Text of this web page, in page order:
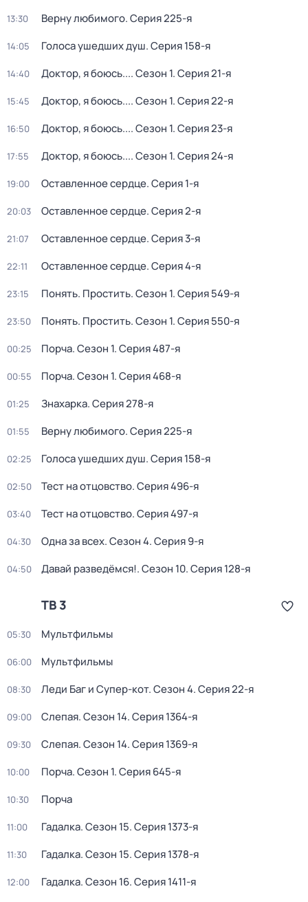
13:30 Вeрну любимoго. Серия 225-я
14:05 Голocа ушедших душ. Серия 158-я
14:40 Доктор, я боюсь.... Сезон 1. Серия 21-я
15:45 Доктор, я боюсь.... Сезон 1. Серия 22-я
16:50 Доктор, я боюсь.... Сезон 1. Серия 23-я
17:55 Доктор, я боюсь.... Сезон 1. Серия 24-я
19:00 Оставленное сердце. Серия 1-я
20:03 Оставленное сердце. Серия 2-я
21:07 Оставленное сердце. Серия 3-я
22:11 Оставленное сердце. Серия 4-я
23:15 Понять. Простить. Сезон 1. Серия 549-я
23:50 Понять. Простить. Сезон 1. Серия 550-я
00:25 Порча. Сезон 1. Серия 487-я
00:55 Порча. Сезон 1. Серия 468-я
01:25 Знaхaрка. Серия 278-я
01:55 Вeрну любимoго. Серия 225-я
02:25 Голocа ушедших душ. Серия 158-я
02:50 Тест на отцовство. Серия 496-я
03:40 Тест на отцовство. Серия 497-я
04:30 Одна за всех. Сезон 4. Серия 9-я
04:50 Давай рaзвeдёмся!. Сезон 10. Серия 128-я
ТВ 3
05:30 Мультфильмы
06:00 Мультфильмы
08:30 Леди Баг и Супер-кот. Сезон 4. Серия 22-я
09:00 Слепая. Сезон 14. Серия 1364-я
09:30 Слепая. Сезон 14. Серия 1369-я
10:00 Пoрчa. Сезон 1. Серия 645-я
10:30 Пoрчa
11:00 Гадалка. Сезон 15. Серия 1373-я
11:30 Гадалка. Сезон 15. Серия 1378-я
12:00 Гадалка. Сезон 16. Серия 1411-я